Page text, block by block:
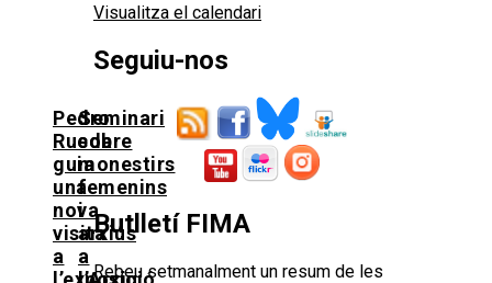
Pedro
Rueda
guia
una
nova
visita
a
Seminari
sobre
monestirs
femenins
i
arxius
a
Visualitza el calendari
Seguiu-nos
Butlletí FIMA
Rebeu setmanalment un resum de les